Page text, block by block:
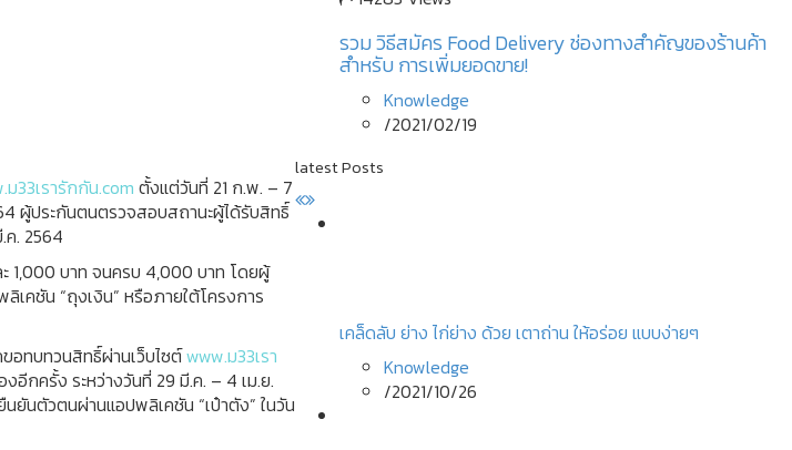
ม33เรารักกัน.com ตั้งแต่วันที่ 21 ก.พ. – 7
ผู้ประกันตนตรวจสอบสถานะผู้ได้รับสิทธิ์
ค. 2564
ะ 1,000 บาท จนครบ 4,000 บาท โดยผู้
เคชัน “ถุงเงิน” หรือภายใต้โครงการ
อทบทวนสิทธิ์ผ่านเว็บไซต์www.ม33เรา
อีกครั้ง ระหว่างวันที่ 29 มี.ค. – 4 เม.ย.
ยันตัวตนผ่านแอปพลิเคชัน “เป๋าตัง” ในวัน
เคล็ดลับ ย่าง ไก่ย่าง ด้วย เตาถ่าน ให้อร่อย แบบง่ายๆ
Knowledge
/2021/10/26
ลานกางเต็นท์ ไร่ภูกามยาว พักผ่อนท่ามกลางขุนเขา ใกล้ๆ
กรุงเทพฯ
News Update
/2021/02/22
รวม วิธีสมัคร Food Delivery ช่องทางสำคัญของร้านค้า
สำหรับ การเพิ่มยอดขาย!
Knowledge
/2021/02/19
ประกันสังคม วิธีลงทะเบียนและทบทวนสิทธิ์ โครงการ ม.33
เรารักกัน
News Update
/2021/02/19
latest Posts
เคล็ดลับ ย่าง ไก่ย่าง ด้วย เตาถ่าน ให้อร่อย แบบง่ายๆ
Knowledge
/2021/10/26